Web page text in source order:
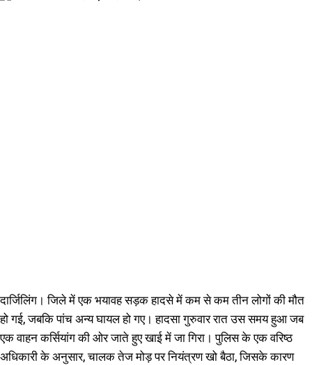
दार्जिलिंग। जिले में एक भयावह सड़क हादसे में कम से कम तीन लोगों की मौत
हो गई, जबकि पांच अन्य घायल हो गए। हादसा गुरुवार रात उस समय हुआ जब
एक वाहन कर्सियांग की ओर जाते हुए खाई में जा गिरा। पुलिस के एक वरिष्ठ
अधिकारी के अनुसार, चालक तेज मोड़ पर नियंत्रण खो बैठा, जिसके कारण